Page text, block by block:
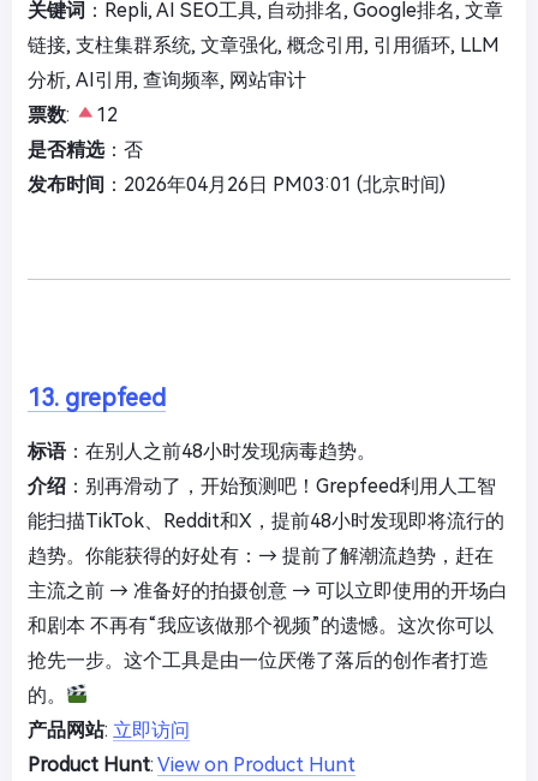
关键词 ：Repli, AI SEO工具, 自动排名, Google排名, 文章
链接, 支柱集群系统, 文章强化, 概念引用, 引用循环, LLM
分析, AI引用, 查询频率, 网站审计
票数:
12
是否精选：否
发布时间 ：2026年04月26日 PM03:01 (北京时间)
13. grepfeed
标语：在别人之前48小时发现病毒趋势。
介绍 ：别再滑动了，开始预测吧！Grepfeed利用人工智
能扫描TikTok、Reddit和X，提前48小时发现即将流行的
趋势。你能获得的好处有：→ 提前了解潮流趋势，赶在
主流之前 → 准备好的拍摄创意 → 可以立即使用的开场白
和剧本 不再有“我应该做那个视频”的遗憾。这次你可以
抢先一步。这个工具是由一位厌倦了落后的创作者打造
的。
产品网站: 立即访问
Product Hunt: View on Product Hunt